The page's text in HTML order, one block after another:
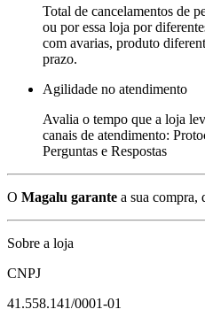
Total de cancelamentos de
ou por essa loja por
com avarias, produto
prazo.
Agilidade no atendimento
Avalia o tempo que a loja
canais de atendimento:
Perguntas e Respostas
O Magalu garante a sua compra,
Sobre a loja
CNPJ
41.558.141/0001-01